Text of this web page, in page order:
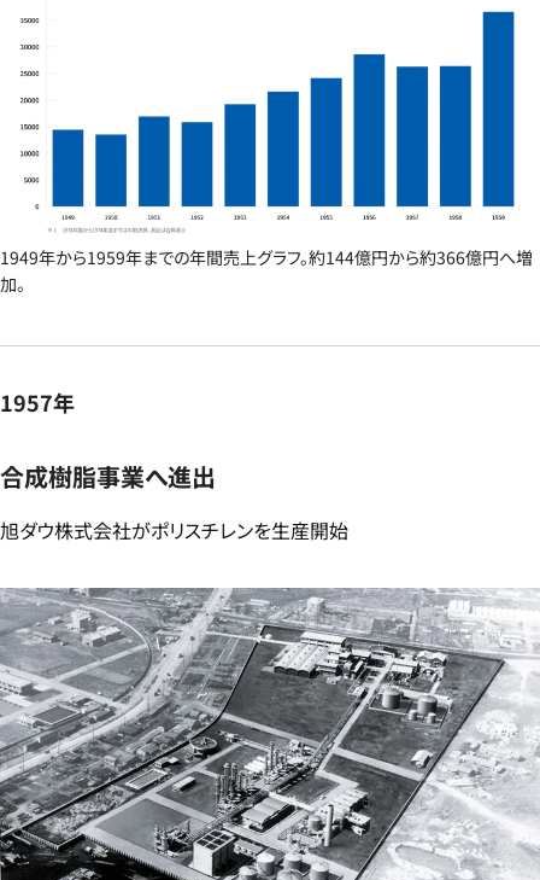
1949年から1959年までの年間売上グラフ。約144億円から約366億円へ増
加。
1957年
合成樹脂事業へ進出​
旭ダウ株式会社がポリスチレンを生産開始​